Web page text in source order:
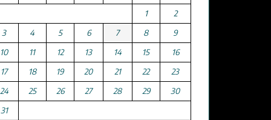
1
2
3
4 5 6 7 8
9
10
11 12 13 14 15
16
17
18 19 20 21 22
23
24
25 26 27 28 29
30
31